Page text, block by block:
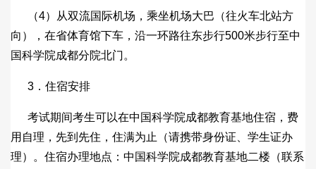
（4）从双流国际机场，乘坐机场大巴（往火车北站方
向），在省体育馆下车，沿一环路往东步行500米步行至中
国科学院成都分院北门。
3．住宿安排
考试期间考生可以在中国科学院成都教育基地住宿，费
用自理，先到先住，住满为止（请携带身份证、学生证办
理）。住宿办理地点：中国科学院成都教育基地二楼（联系